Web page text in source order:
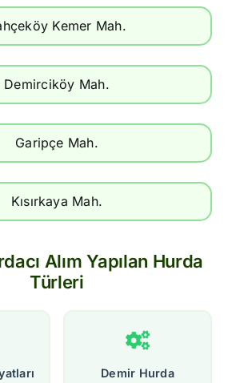
Kemer Mah.
Demirciköy Mah.
Garipçe Mah.
Kısırkaya Mah.
Alım Yapılan Hurda
Türleri
Demir Hurda